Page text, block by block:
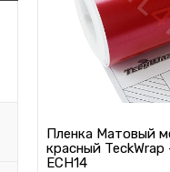
Пленка Матовый
красный
ECH14